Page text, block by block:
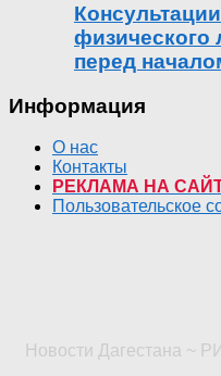
физического
перед
Информация
О нас
Контакты
РЕКЛАМА НА
Пользовательское
Новости Дагестана ~